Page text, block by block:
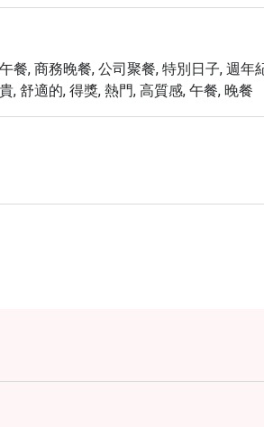
餐, 商務晚餐, 公司聚餐, 特別日子, 週年
, 舒適的, 得獎, 熱門, 高質感, 午餐, 晚餐